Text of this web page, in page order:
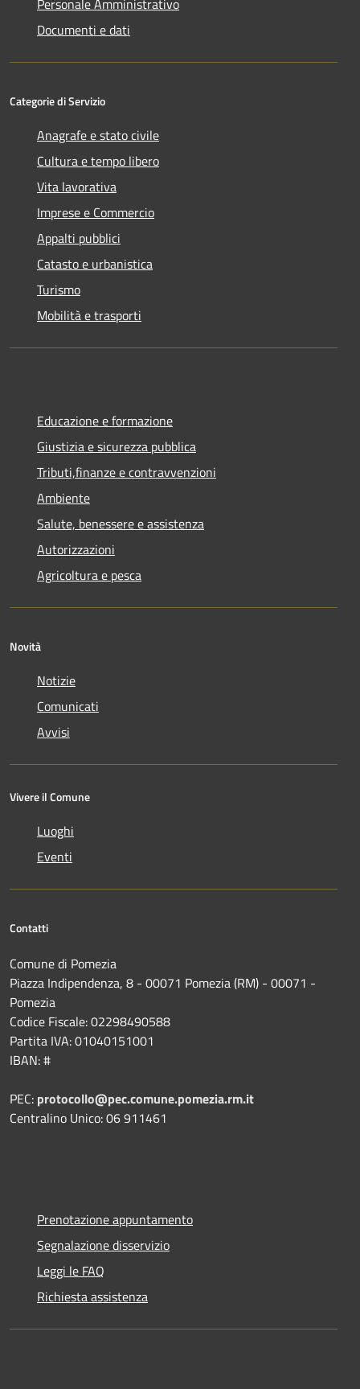
Personale Amministrativo
Documenti e dati
Categorie di Servizio
Anagrafe e stato civile
Cultura e tempo libero
Vita lavorativa
Imprese e Commercio
Appalti pubblici
Catasto e urbanistica
Turismo
Mobilità e trasporti
Educazione e formazione
Giustizia e sicurezza pubblica
Tributi,finanze e contravvenzioni
Ambiente
Salute, benessere e assistenza
Autorizzazioni
Agricoltura e pesca
Novità
Notizie
Comunicati
Avvisi
Vivere il Comune
Luoghi
Eventi
Contatti
Comune di Pomezia
Piazza Indipendenza, 8 - 00071 Pomezia (RM) - 00071 -
Pomezia
Codice Fiscale: 02298490588
Partita IVA: 01040151001
IBAN: #
PEC: protocollo@pec.comune.pomezia.rm.it
Centralino Unico: 06 911461
Prenotazione appuntamento
Segnalazione disservizio
Leggi le FAQ
Richiesta assistenza